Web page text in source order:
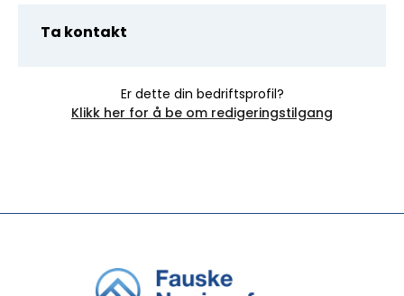
Ta kontakt
Er dette din bedriftsprofil?
Klikk her for å be om redigeringstilgang